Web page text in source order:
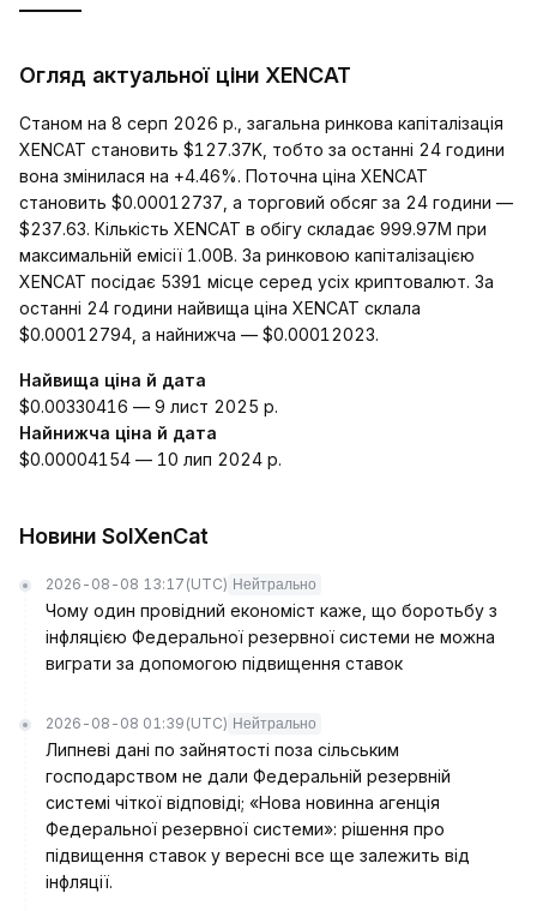
Огляд актуальної ціни XENCAT
Станом на 8 серп 2026 р., загальна ринкова капіталізація
XENCAT становить $127.37K, тобто за останні 24 години
вона змінилася на +4.46%. Поточна ціна XENCAT
становить $0.00012737, а торговий обсяг за 24 години —
$237.63. Кількість XENCAT в обігу складає 999.97M при
максимальній емісії 1.00B. За ринковою капіталізацією
XENCAT посідає 5391 місце серед усіх криптовалют. За
останні 24 години найвища ціна XENCAT склала
$0.00012794, а найнижча — $0.00012023.
Найвища ціна й дата
$0.00330416 — 9 лист 2025 р.
Найнижча ціна й дата
$0.00004154 — 10 лип 2024 р.
Новини SolXenCat
2026-08-08 13:17 (UTC) Нейтрально
Чому один провідний економіст каже, що боротьбу з
інфляцією Федеральної резервної системи не можна
виграти за допомогою підвищення ставок
2026-08-08 01:39 (UTC) Нейтрально
Липневі дані по зайнятості поза сільським
господарством не дали Федеральній резервній
системі чіткої відповіді; «Нова новинна агенція
Федеральної резервної системи»: рішення про
підвищення ставок у вересні все ще залежить від
інфляції.